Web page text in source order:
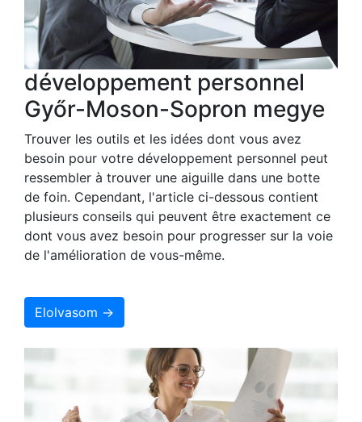
développement personnel
Győr-Moson-Sopron megye
Trouver les outils et les idées dont vous avez
besoin pour votre développement personnel peut
ressembler à trouver une aiguille dans une botte
de foin. Cependant, l'article ci-dessous contient
plusieurs conseils qui peuvent être exactement ce
dont vous avez besoin pour progresser sur la voie
de l'amélioration de vous-même.
Elolvasom →